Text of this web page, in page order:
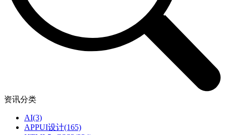
资讯分类
AI(3)
APPUI设计(165)